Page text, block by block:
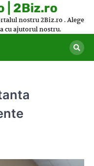
| 2Biz.ro
nostru 2Biz.ro . Alege
cu ajutorul nostru.